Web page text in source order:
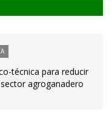
técnica para reducir
agroganadero